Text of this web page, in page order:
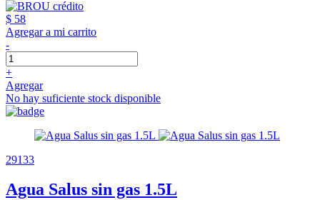
$ 58
Agregar a mi carrito
-
+
Agregar
No hay suficiente stock disponible
29133
Agua Salus sin gas 1.5L